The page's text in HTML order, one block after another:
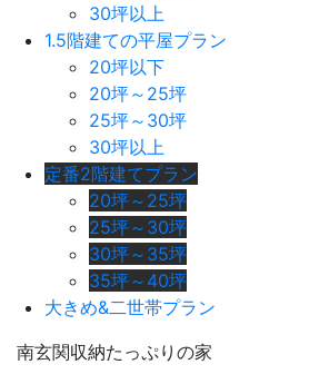
30坪以上
1.5階建ての平屋プラン
20坪以下
20坪～25坪
25坪～30坪
30坪以上
定番2階建てプラン
20坪～25坪
25坪～30坪
30坪～35坪
35坪～40坪
大きめ&二世帯プラン
南玄関収納たっぷりの家